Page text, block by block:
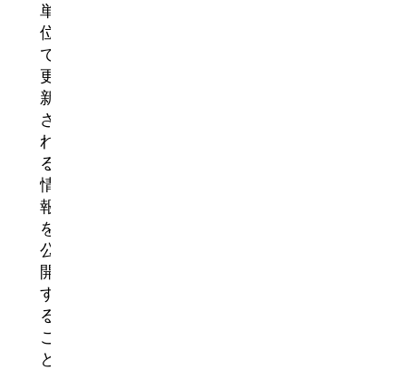
単
位
で
更
新
さ
れ
る
情
報
を
公
開
す
る
こ
と